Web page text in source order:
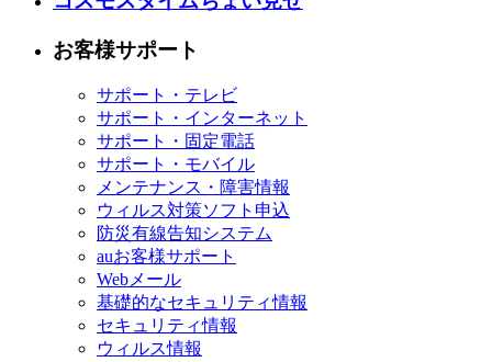
お客様サポート
サポート・テレビ
サポート・インターネット
サポート・固定電話
サポート・モバイル
メンテナンス・障害情報
ウィルス対策ソフト申込
防災有線告知システム
auお客様サポート
Webメール
基礎的なセキュリティ情報
セキュリティ情報
ウィルス情報